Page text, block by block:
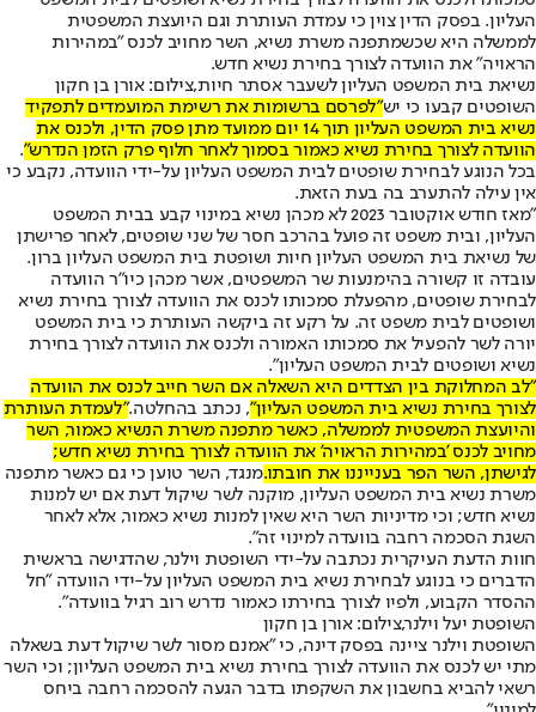
העליון. בפסק הדין צוין כי עמדת העותרת וגם היועצת המשפטית
לממשלה היא שכשמתפנה משרת נשיא, השר מחויב לכנס "במהירות
הראויה" את הוועדה לצורך בחירת נשיא חדש.
נשיאת בית המשפט העליון לשעבר אסתר חיות,צילום: אורן בן חקון
השופטים קבעו כי יש"לפרסם ברשומות את רשימת המועמדים לתפקיד
נשיא בית המשפט העליון תוך 14 יום ממועד מתן פסק הדין, ולכנס את
הוועדה לצורך בחירת נשיא כאמור בסמוך לאחר חלוף פרק הזמן הנדרש".
בכל הנוגע לבחירת שופטים לבית המשפט העליון על-ידי הוועדה, נקבע כי
אין עילה להתערב בה בעת הזאת.
"​מאז חודש אוקטובר 2023 לא מכהן נשיא במינוי קבע בבית המשפט
העליון, ובית משפט זה פועל בהרכב חסר של שני שופטים, לאחר פרישתן
של נשיאת בית המשפט העליון חיות ושופטת בית המשפט העליון ברון.
עובדה זו קשורה בהימנעות שר המשפטים, אשר מכהן כיו"ר הוועדה
לבחירת שופטים, מהפעלת סמכותו לכנס את הוועדה לצורך בחירת נשיא
ושופטים לבית משפט זה. על רקע זה ביקשה העותרת כי בית המשפט
יורה לשר להפעיל את סמכותו האמורה ולכנס את הוועדה לצורך בחירת
נשיא ושופטים לבית המשפט העליון".
​"לב המחלוקת בין הצדדים היא השאלה אם השר חייב לכנס את הוועדה
לצורך בחירת נשיא בית המשפט העליון", נכתב בהחלטה."לעמדת העותרת
והיועצת המשפטית לממשלה, כאשר מתפנה משרת הנשיא כאמור, השר
מחויב לכנס 'במהירות הראויה' את הוועדה לצורך בחירת נשיא חדש;
לגישתן, השר הפר בענייננו את חובתו.מנגד, השר טוען כי גם כאשר מתפנה
משרת נשיא בית המשפט העליון, מוקנה לשר שיקול דעת אם יש למנות
נשיא חדש; וכי מדיניות השר היא שאין למנות נשיא כאמור, אלא לאחר
השגת הסכמה רחבה בוועדה למינוי זה".
​חוות הדעת העיקרית נכתבה על-ידי השופטת וילנר, שהדגישה בראשית
הדברים כי בנוגע לבחירת נשיא בית המשפט העליון על-ידי הוועדה "חל
ההסדר הקבוע, ולפיו לצורך בחירתו כאמור נדרש רוב רגיל בוועדה".
השופטת יעל וילנר,צילום: אורן בן חקון
השופטת וילנר ציינה בפסק דינה, כי "אמנם מסור לשר שיקול דעת בשאלה
מתי יש לכנס את הוועדה לצורך בחירת נשיא בית המשפט העליון; וכי השר
רשאי להביא בחשבון את השקפתו בדבר הגעה להסכמה רחבה ביחס